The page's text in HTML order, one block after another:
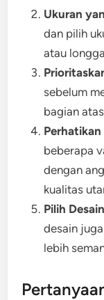
Ukuran
dan pilih
atau
sebelum
bagian
beberapa
dengan
kualitas
Pilih
desain
lebih